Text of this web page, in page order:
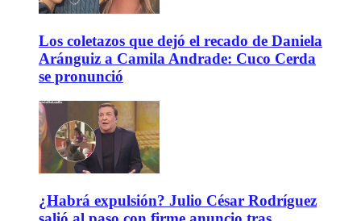
Los coletazos que dejó el recado de Daniela
Aránguiz a Camila Andrade: Cuco Cerda
se pronunció
¿Habrá expulsión? Julio César Rodríguez